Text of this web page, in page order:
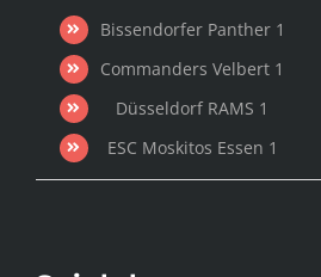
Bissendorfer Panther 1
Commanders Velbert 1
Düsseldorf RAMS 1
ESC Moskitos Essen 1